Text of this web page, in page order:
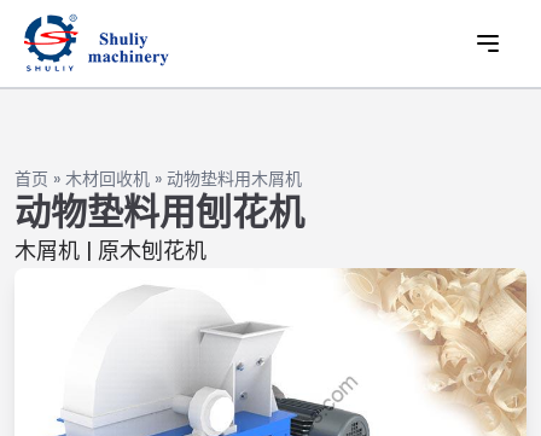
首页 » 木材回收机 » 动物垫料用木屑机
动物垫料用刨花机
木屑机 | 原木刨花机